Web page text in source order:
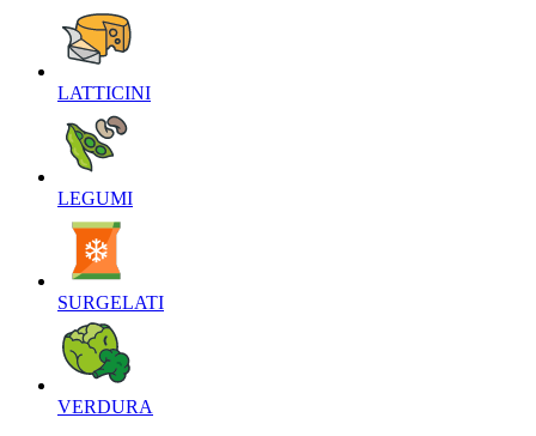
LATTICINI‎
LEGUMI‎
SURGELATI‎
VERDURA‎